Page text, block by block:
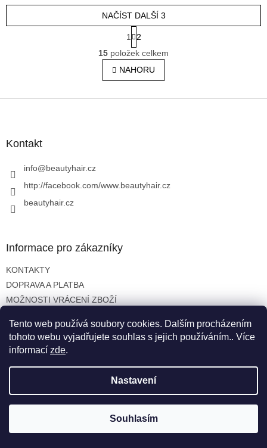
Tento web používá soubory cookies. Dalším procházením
tohoto webu vyjadřujete souhlas s jejich používáním.. Více
informací zde.
Nastavení
Souhlasím
hvězdiček.
O
v
l
á
y
NAČÍST DALŠÍ 3
t
r
á
n
k
v
1
2
15 položek celkem
NAHORU
Kontakt
info@beautyhair.cz
http://facebook.com/www.beautyhair.cz
beautyhair.cz
Informace pro zákazníky
KONTAKTY
DOPRAVA A PLATBA
MOŽNOSTI VRÁCENÍ ZBOŽÍ
OCHRANA OSOBNÍCH ÚDAJŮ
Vytvořil Shoptet
beautyhair.cz. Všechna práva vyhrazena.